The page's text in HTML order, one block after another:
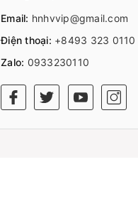
Email: hnhvvip@gmail.com
Điện thoại: +8493 323 0110
Zalo: 0933230110